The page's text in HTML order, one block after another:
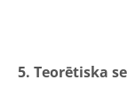
5. Teorētiska